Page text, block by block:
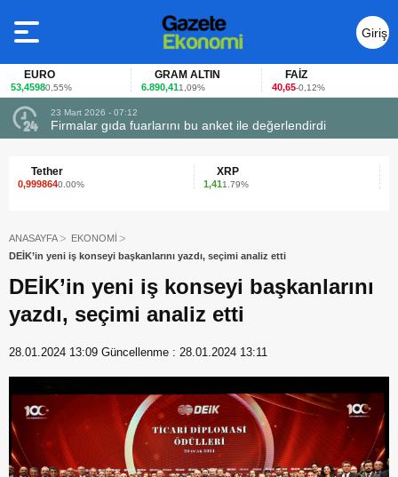
Giriş
Yap
EURO
53,45980,55%
GRAM ALTIN
6.890,411,09%
FAİZ
40,65-0,12%
23 Mart 2026 - 07:12
Firmalar gıda fuarlarını bu anket ile değerlendirdi
Tether
0,9998640.00%
XRP
1,411.79%
ANASAYFA
EKONOMİ
DEİK’in yeni iş konseyi başkanlarını yazdı, seçimi analiz etti
DEİK’in yeni iş konseyi başkanlarını
yazdı, seçimi analiz etti
28.01.2024 13:09 Güncellenme : 28.01.2024 13:11